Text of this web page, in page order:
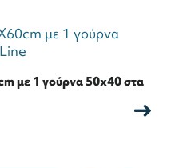
με 1 γούρνα 50x40 στα